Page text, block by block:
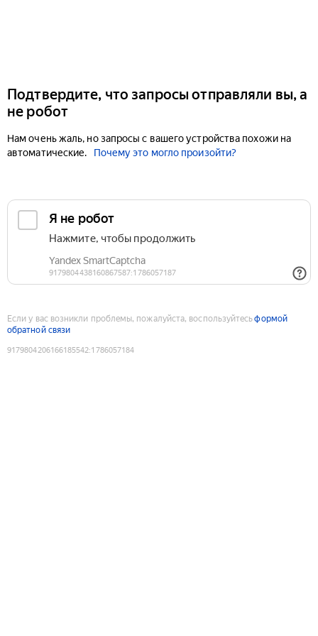
Подтвердите, что запросы отправляли вы, а
не робот
Нам очень жаль, но запросы с вашего устройства похожи на
автоматические.
Почему это могло произойти?
Если у вас возникли проблемы, пожалуйста, воспользуйтесьформой
обратной связи
9179804206166185542:1786057184